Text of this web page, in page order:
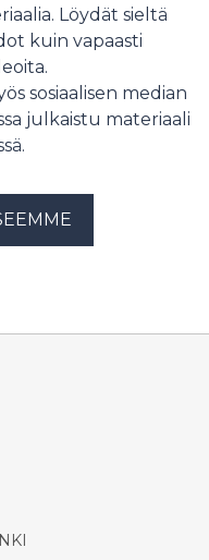
Löydät sieltä
kuin vapaasti
sosiaalisen median
julkaistu materiaali